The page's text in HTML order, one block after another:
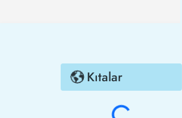
Kıtalar